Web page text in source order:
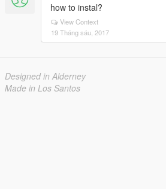
how to instal?
View Context
19 Tháng sáu, 2017
Designed in Alderney
Made in Los Santos